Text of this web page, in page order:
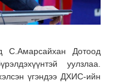
С.Амарсайхан Дотоод
уулзлаа.
үгэндээ ДХИС-ийн